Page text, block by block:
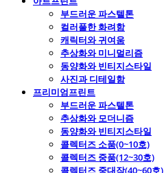
부드러운 파스텔톤
컬러풀한 화려함
캐릭터와 귀여움
추상화와 미니멀리즘
동양화와 빈티지스타일
사진과 디테일함
프리미엄프린트
부드러운 파스텔톤
추상화와 모더니즘
동양화와 빈티지스타일
콜렉터즈 소품(0~10호)
콜렉터즈 중품(12~30호)
콜렉터즈 중대작(40~60호)